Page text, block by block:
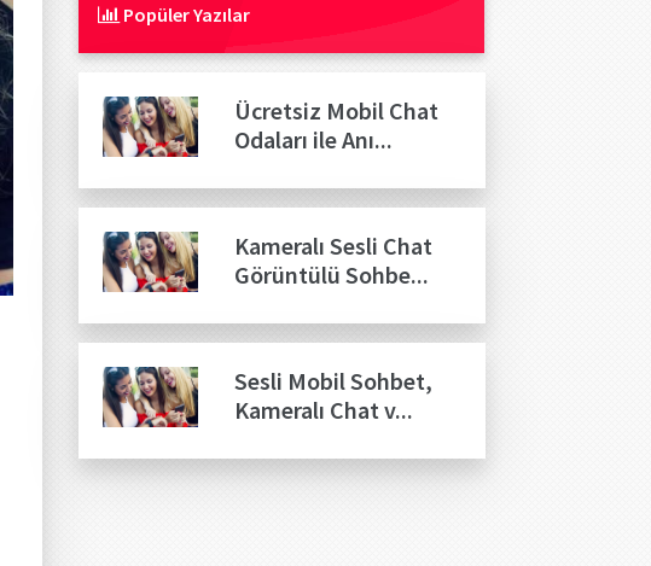
Popüler Yazılar
Ücretsiz Mobil Chat
Odaları ile Anı...
Kameralı Sesli Chat
Görüntülü Sohbe...
Sesli Mobil Sohbet,
Kameralı Chat v...